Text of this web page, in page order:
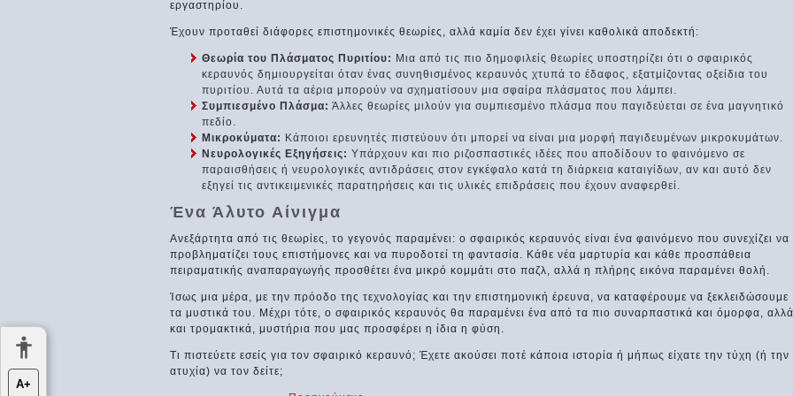
εργαστηρίου.
Έχουν προταθεί διάφορες επιστημονικές θεωρίες, αλλά καμία δεν έχει γίνει καθολικά αποδεκτή:
Θεωρία του Πλάσματος Πυριτίου: Μια από τις πιο δημοφιλείς θεωρίες υποστηρίζει ότι ο σφαιρικός
κεραυνός δημιουργείται όταν ένας συνηθισμένος κεραυνός χτυπά το έδαφος, εξατμίζοντας οξείδια του
πυριτίου. Αυτά τα αέρια μπορούν να σχηματίσουν μια σφαίρα πλάσματος που λάμπει.
Συμπιεσμένο Πλάσμα: Άλλες θεωρίες μιλούν για συμπιεσμένο πλάσμα που παγιδεύεται σε ένα μαγνητικό
πεδίο.
Μικροκύματα: Κάποιοι ερευνητές πιστεύουν ότι μπορεί να είναι μια μορφή παγιδευμένων μικροκυμάτων.
Νευρολογικές Εξηγήσεις: Υπάρχουν και πιο ριζοσπαστικές ιδέες που αποδίδουν το φαινόμενο σε
παραισθήσεις ή νευρολογικές αντιδράσεις στον εγκέφαλο κατά τη διάρκεια καταιγίδων, αν και αυτό δεν
εξηγεί τις αντικειμενικές παρατηρήσεις και τις υλικές επιδράσεις που έχουν αναφερθεί.
Ένα Άλυτο Αίνιγμα
Ανεξάρτητα από τις θεωρίες, το γεγονός παραμένει: ο σφαιρικός κεραυνός είναι ένα φαινόμενο που συνεχίζει να
προβληματίζει τους επιστήμονες και να πυροδοτεί τη φαντασία. Κάθε νέα μαρτυρία και κάθε προσπάθεια
πειραματικής αναπαραγωγής προσθέτει ένα μικρό κομμάτι στο παζλ, αλλά η πλήρης εικόνα παραμένει θολή.
Ίσως μια μέρα, με την πρόοδο της τεχνολογίας και την επιστημονική έρευνα, να καταφέρουμε να ξεκλειδώσουμε
τα μυστικά του. Μέχρι τότε, ο σφαιρικός κεραυνός θα παραμένει ένα από τα πιο συναρπαστικά και όμορφα, αλλά
και τρομακτικά, μυστήρια που μας προσφέρει η ίδια η φύση.
Τι πιστεύετε εσείς για τον σφαιρικό κεραυνό; Έχετε ακούσει ποτέ κάποια ιστορία ή μήπως είχατε την τύχη (ή την
ατυχία) να τον δείτε;
Α+